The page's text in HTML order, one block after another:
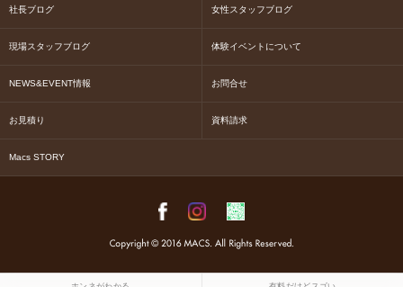
社長ブログ 女性スタッフブログ
現場スタッフブログ 体験イベントについて
NEWS&EVENT情報 お問合せ
お見積り 資料請求
Macs STORY